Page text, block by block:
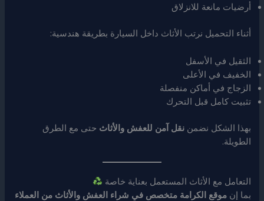
أرضيات مانعة للانزلاق
أثناء التحميل نرتب الأثاث داخل السيارة بطريقة هندسية:
الثقيل في الأسفل
الخفيف في الأعلى
الزجاج في أماكن منفصلة
تثبيت كامل قبل التحرك
بهذا الشكل نضمننقل آمن للعفش والأثاث حتى مع الطرق
الطويلة.
التعامل مع الأثاث المستعمل بعناية خاصة
بما إنموقع الكرامة متخصص في شراء العفش والأثاث من العملاء